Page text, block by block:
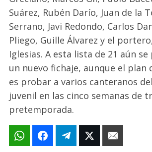
Suárez, Rubén Darío, Juan de la
Serrano, Javi Redondo, Carlos
Pliego, Guille Álvarez y el
Iglesias. A esta lista de 21 aún
un nuevo fichaje, aunque el plan
es probar a varios canteranos
juvenil en las cinco semanas de
pretemporada.